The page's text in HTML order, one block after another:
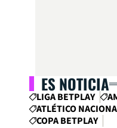
ES NOTICIA
LIGA BETPLAY
ATLÉTICO
COPA BETPLAY